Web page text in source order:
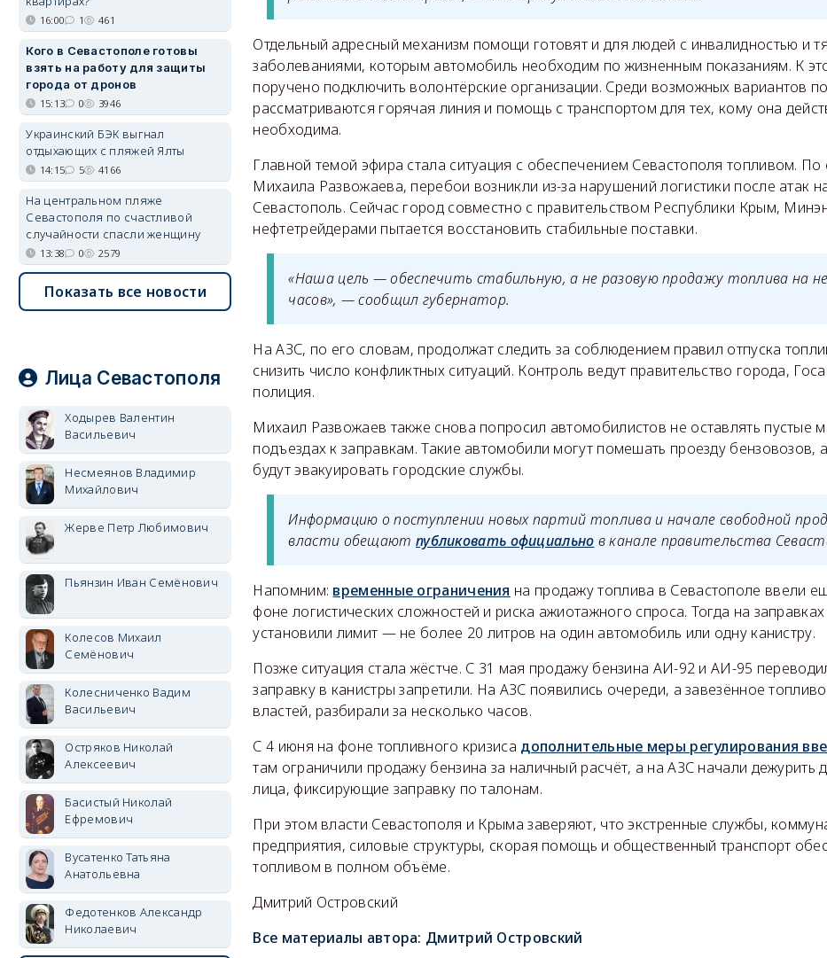
Отдельный адресный механизм помощи готовят и для людей с инвалидностью и
заболеваниями, которым автомобиль необходим по жизненным показаниям. К
поручено подключить волонтёрские организации. Среди возможных вариантов
рассматриваются горячая линия и помощь с транспортом для тех, кому она
необходима.
Главной темой эфира стала ситуация с обеспечением Севастополя топливом. По
Михаила Развожаева, перебои возникли из-за нарушений логистики после атак
Севастополь. Сейчас город совместно с правительством Республики Крым,
нефтетрейдерами пытается восстановить стабильные поставки.
«Наша цель — обеспечить стабильную, а не разовую продажу топлива на
часов», — сообщил губернатор.
На АЗС, по его словам, продолжат следить за соблюдением правил отпуска
снизить число конфликтных ситуаций. Контроль ведут правительство города,
полиция.
Михаил Развожаев также снова попросил автомобилистов не оставлять пустые
подъездах к заправкам. Такие автомобили могут помешать проезду бензовозов,
будут эвакуировать городские службы.
Информацию о поступлении новых партий топлива и начале свободной
власти обещают публиковать официально в канале правительства
Напомним: временные ограничения на продажу топлива в Севастополе ввели
фоне логистических сложностей и риска ажиотажного спроса. Тогда на
установили лимит — не более 20 литров на один автомобиль или одну канистру.
Позже ситуация стала жёстче. С 31 мая продажу бензина АИ-92 и АИ-95
заправку в канистры запретили. На АЗС появились очереди, а завезённое
властей, разбирали за несколько часов.
С 4 июня на фоне топливного кризиса дополнительные меры регулирования
там ограничили продажу бензина за наличный расчёт, а на АЗС начали дежурить
лица, фиксирующие заправку по талонам.
При этом власти Севастополя и Крыма заверяют, что экстренные службы,
предприятия, силовые структуры, скорая помощь и общественный транспорт
топливом в полном объёме.
Дмитрий Островский
Все материалы автора: Дмитрий Островский
16:00 1 461
Кого в Севастополе готовы
взять на работу для защиты
города от дронов
15:13 0 3946
Украинский БЭК выгнал
отдыхающих с пляжей Ялты
14:15 5 4166
На центральном пляже
Севастополя по счастливой
случайности спасли женщину
13:38 0 2579
Показать все новости
Лица Севастополя
Ходырев Валентин
Васильевич
Несмеянов Владимир
Михайлович
Жерве Петр Любимович
Пьянзин Иван Семёнович
Колесов Михаил
Семёнович
Колесниченко Вадим
Васильевич
Остряков Николай
Алексеевич
Басистый Николай
Ефремович
Вусатенко Татьяна
Анатольевна
Федотенков Александр
Николаевич